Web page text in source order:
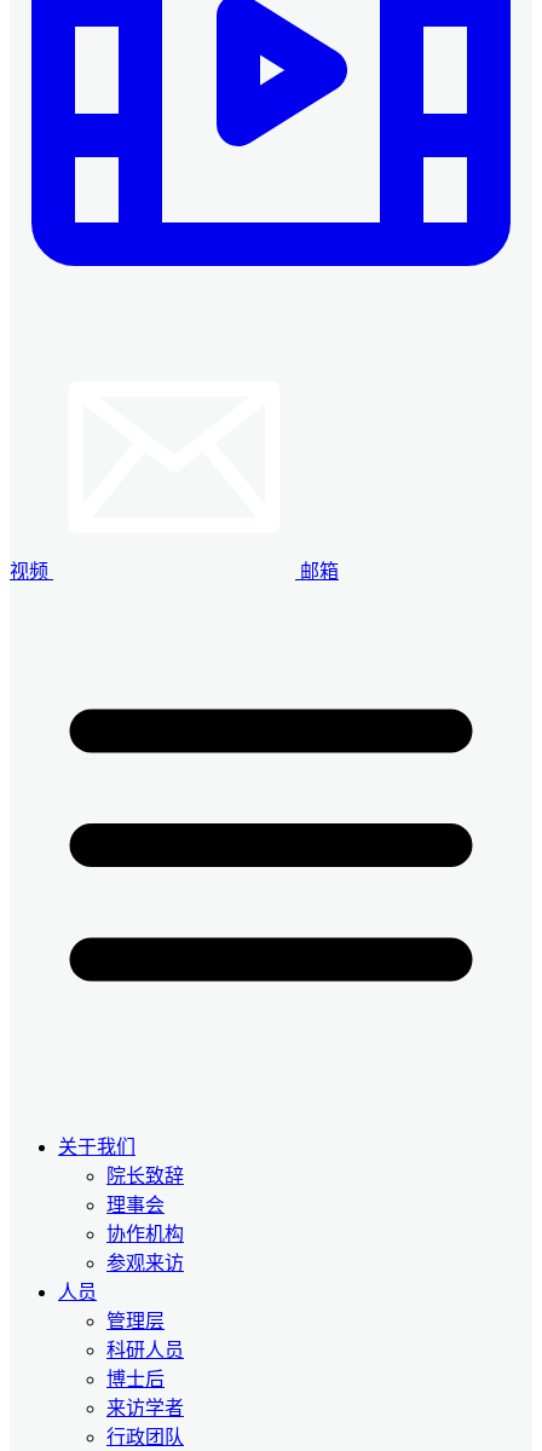
视频 邮箱
关于我们
院长致辞
理事会
协作机构
参观来访
人员
管理层
科研人员
博士后
来访学者
行政团队